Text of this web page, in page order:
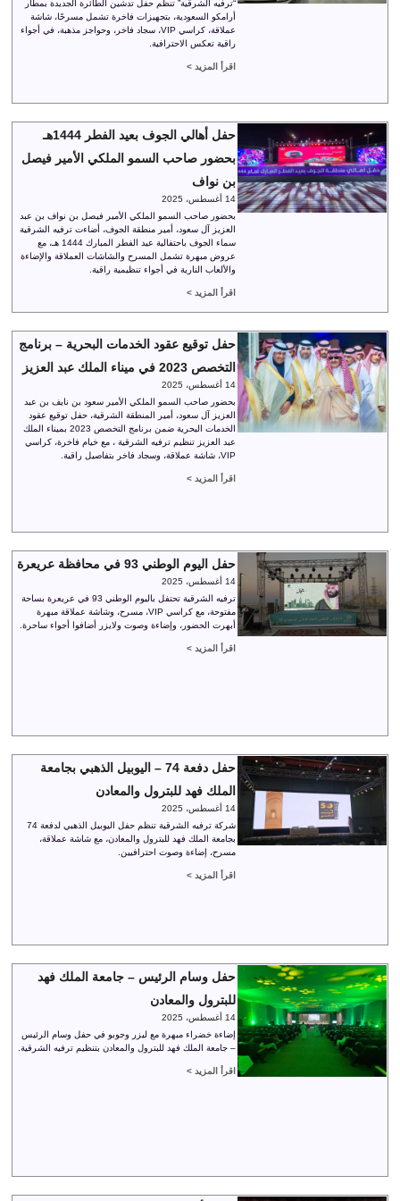
“ترفيه الشرقية” تنظم حفل تدشين الطائرة الجديدة بمطار
أرامكو السعودية، بتجهيزات فاخرة تشمل مسرحًا، شاشة
عملاقة، كراسي VIP، سجاد فاخر، وحواجز مذهبة، في أجواء
راقية تعكس الاحترافية.
اقرأ المزيد >
حفل أهالي الجوف بعيد الفطر 1444هـ
بحضور صاحب السمو الملكي الأمير فيصل
بن نواف
14 أغسطس، 2025
بحضور صاحب السمو الملكي الأمير فيصل بن نواف بن عبد
العزيز آل سعود، أمير منطقة الجوف، أضاءت ترفيه الشرقية
سماء الجوف باحتفالية عيد الفطر المبارك 1444 هـ، مع
عروض مبهرة تشمل المسرح والشاشات العملاقة والإضاءة
والألعاب النارية في أجواء تنظيمية راقية.
اقرأ المزيد >
حفل توقيع عقود الخدمات البحرية – برنامج
التخصص 2023 في ميناء الملك عبد العزيز
14 أغسطس، 2025
بحضور صاحب السمو الملكي الأمير سعود بن نايف بن عبد
العزيز آل سعود، أمير المنطقة الشرقية، حفل توقيع عقود
الخدمات البحرية ضمن برنامج التخصص 2023 بميناء الملك
عبد العزيز تنظيم ترفيه الشرقية ، مع خيام فاخرة، كراسي
VIP، شاشة عملاقة، وسجاد فاخر بتفاصيل راقية.
اقرأ المزيد >
حفل اليوم الوطني 93 في محافظة عريعرة
14 أغسطس، 2025
ترفيه الشرقية تحتفل باليوم الوطني 93 في عريعرة بساحة
مفتوحة، مع كراسي VIP، مسرح، وشاشة عملاقة مبهرة
أبهرت الحضور، وإضاءة وصوت ولايزر أضافوا أجواء ساحرة.
اقرأ المزيد >
حفل دفعة 74 – اليوبيل الذهبي بجامعة
الملك فهد للبترول والمعادن
14 أغسطس، 2025
شركة ترفيه الشرقية تنظم حفل اليوبيل الذهبي لدفعة 74
بجامعة الملك فهد للبترول والمعادن، مع شاشة عملاقة،
مسرح، إضاءة وصوت احترافيين.
اقرأ المزيد >
حفل وسام الرئيس – جامعة الملك فهد
للبترول والمعادن
14 أغسطس، 2025
إضاءة خضراء مبهرة مع ليزر وجوبو في حفل وسام الرئيس
– جامعة الملك فهد للبترول والمعادن بتنظيم ترفيه الشرقية.
اقرأ المزيد >